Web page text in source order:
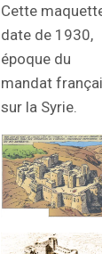
Cette
date de 1930,
époque du
mandat
sur la Syrie.